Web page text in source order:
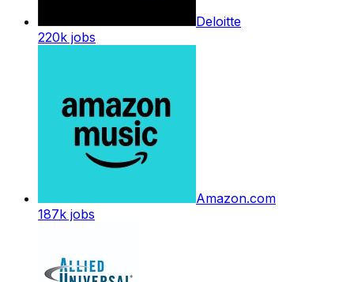
Deloitte
220k jobs
Amazon.com
187k jobs